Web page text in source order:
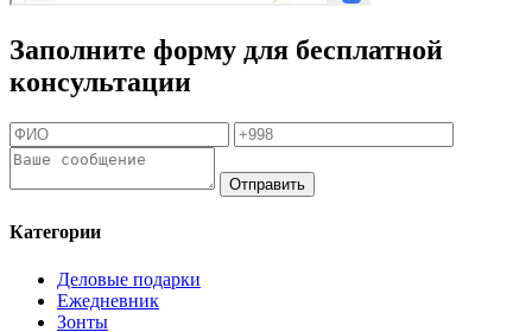
Заполните форму для бесплатной
консультации
Отправить
Категории
Деловые подарки
Ежедневник
Зонты